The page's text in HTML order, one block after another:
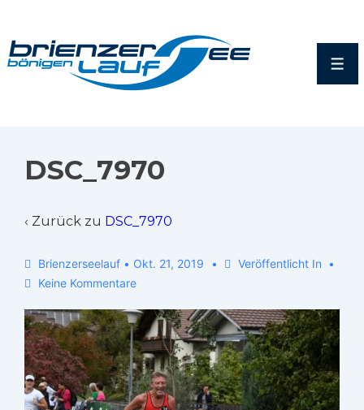
DSC_7970
‹ Zurück zu DSC_7970
Brienzerseelauf • Okt. 21, 2019
Veröffentlicht In
Keine Kommentare